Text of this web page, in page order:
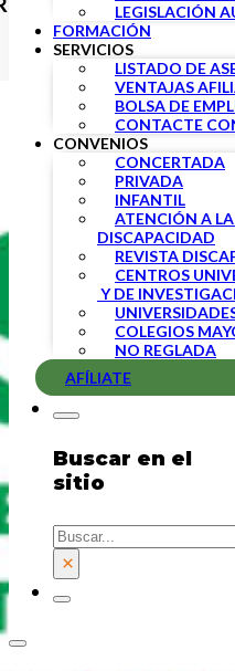
LEGISLACIÓN
FORMACIÓN
SERVICIOS
LISTADO DE
VENTAJAS
BOLSA DE
CONTACTE
CONVENIOS
CONCERTADA
PRIVADA
INFANTIL
ATENCIÓN A LA
DISCAPACIDAD
REVISTA
CENTROS
Y DE
COLEGIOS
NO REGLADA
AFÍLIATE
Buscar en el
sitio
Buscar
×